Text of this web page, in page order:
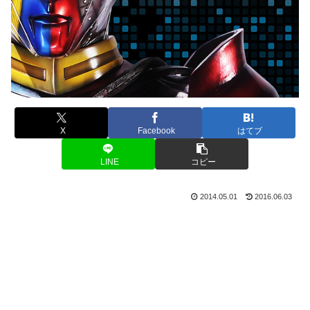
X Facebook はてブ
LINE コピー
2014.05.01 2016.06.03